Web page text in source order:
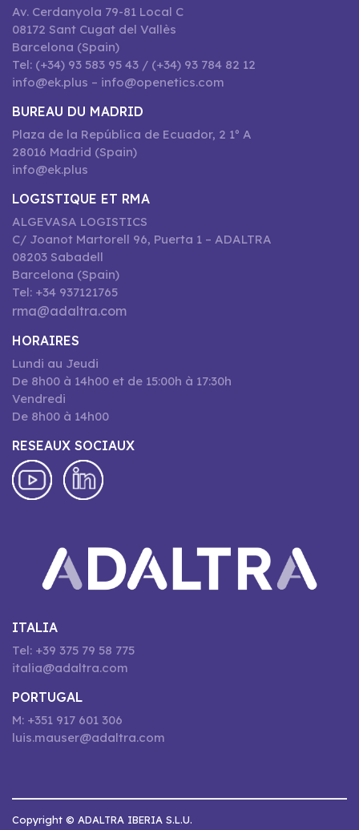
Av. Cerdanyola 79-81 Local C
08172 Sant Cugat del Vallès
Barcelona (Spain)
Tel: (+34) 93 583 95 43 / (+34) 93 784 82 12
info@ek.plus – info@openetics.com
BUREAU DU MADRID
Plaza de la República de Ecuador, 2 1º A
28016 Madrid (Spain)
info@ek.plus
LOGISTIQUE ET RMA
ALGEVASA LOGISTICS
C/ Joanot Martorell 96, Puerta 1 – ADALTRA
08203 Sabadell
Barcelona (Spain)
Tel: +34 937121765
rma@adaltra.com
HORAIRES
Lundi au Jeudi
De 8h00 à 14h00 et de 15:00h à 17:30h
Vendredi
De 8h00 à 14h00
RESEAUX SOCIAUX
ITALIA
Tel: +39 375 79 58 775
italia@adaltra.com
PORTUGAL
M: +351 917 601 306
luis.mauser@adaltra.com
Copyright © ADALTRA IBERIA S.L.U.